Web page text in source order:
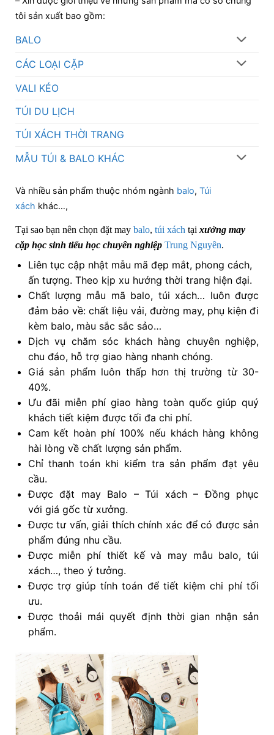
tôi sản xuất bao gồm:
BALO
CÁC LOẠI CẶP
VALI KÉO
TÚI DU LỊCH
TÚI XÁCH THỜI TRANG
MẪU TÚI & BALO KHÁC
Và nhiều sản phẩm thuộc nhóm ngành balo, Túi
xách khác…,
Tại sao bạn nên chọn đặt may balo, túi xách tại xưởng may
cặp học sinh tiểu học chuyên nghiệp Trung Nguyên.
Liên tục cập nhật mẫu mã đẹp mắt, phong cách,
ấn tượng. Theo kịp xu hướng thời trang hiện đại.
Chất lượng mẫu mã balo, túi xách… luôn được
đảm bảo về: chất liệu vải, đường may, phụ kiện đi
kèm balo, màu sắc sắc sảo…
Dịch vụ chăm sóc khách hàng chuyên nghiệp,
chu đáo, hỗ trợ giao hàng nhanh chóng.
Giá sản phẩm luôn thấp hơn thị trường từ 30-
40%.
Ưu đãi miễn phí giao hàng toàn quốc giúp quý
khách tiết kiệm được tối đa chi phí.
Cam kết hoàn phí 100% nếu khách hàng không
hài lòng về chất lượng sản phẩm.
Chỉ thanh toán khi kiểm tra sản phẩm đạt yêu
cầu.
Được đặt may Balo – Túi xách – Đồng phục
với giá gốc từ xưởng.
Được tư vấn, giải thích chính xác để có được sản
phẩm đúng nhu cầu.
Được miễn phí thiết kế và may mẫu balo, túi
xách…, theo ý tưởng.
Được trợ giúp tính toán để tiết kiệm chi phí tối
ưu.
Được thoải mái quyết định thời gian nhận sản
phẩm.